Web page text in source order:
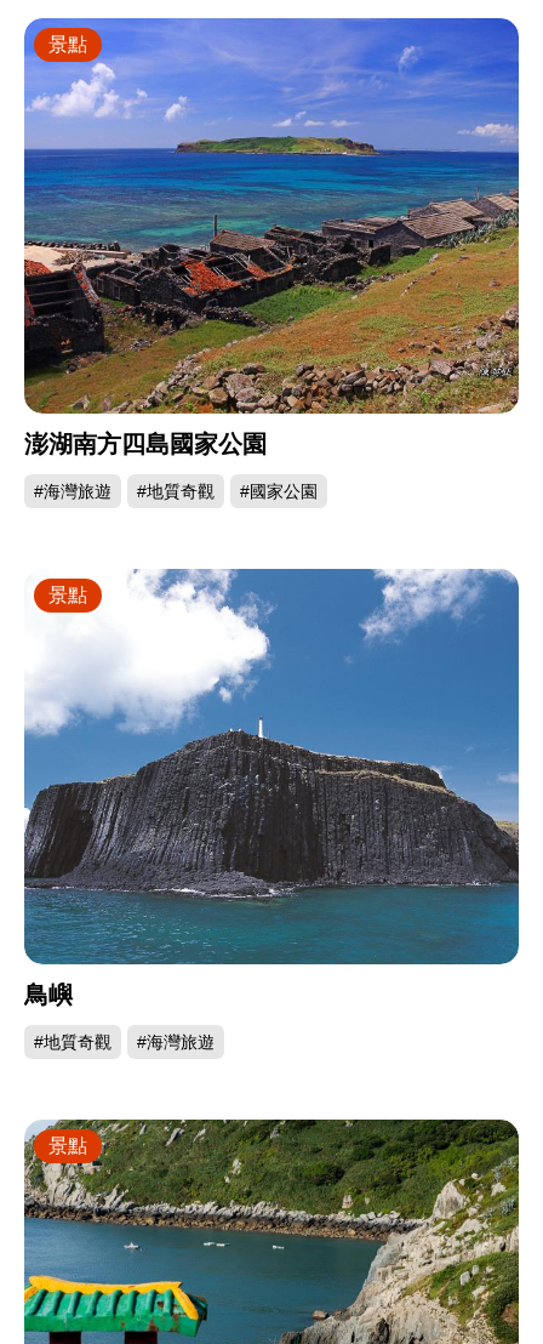
澎湖南方四島國家公園
#海灣旅遊 #地質奇觀 #國家公園
景點
鳥嶼
#地質奇觀 #海灣旅遊
景點
景點